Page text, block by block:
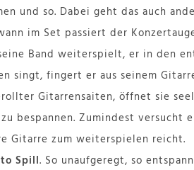
und so. Dabei geht das auch
im Set passiert der
Band weiterspielt, er in den
singt, fingert er aus seinem
Gitarrensaiten, öffnet sie
bespannen. Zumindest versucht
Gitarre zum weiterspielen reicht.
Spill. So unaufgeregt, so